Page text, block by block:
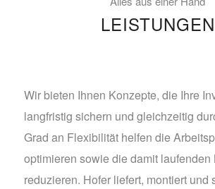
LEISTUNGEN
Wir bieten Ihnen Konzepte, die Ihre
langfristig sichern und gleichzeitig
Grad an Flexibilität helfen die
optimieren sowie die damit laufenden
reduzieren. Hofer liefert, montiert und